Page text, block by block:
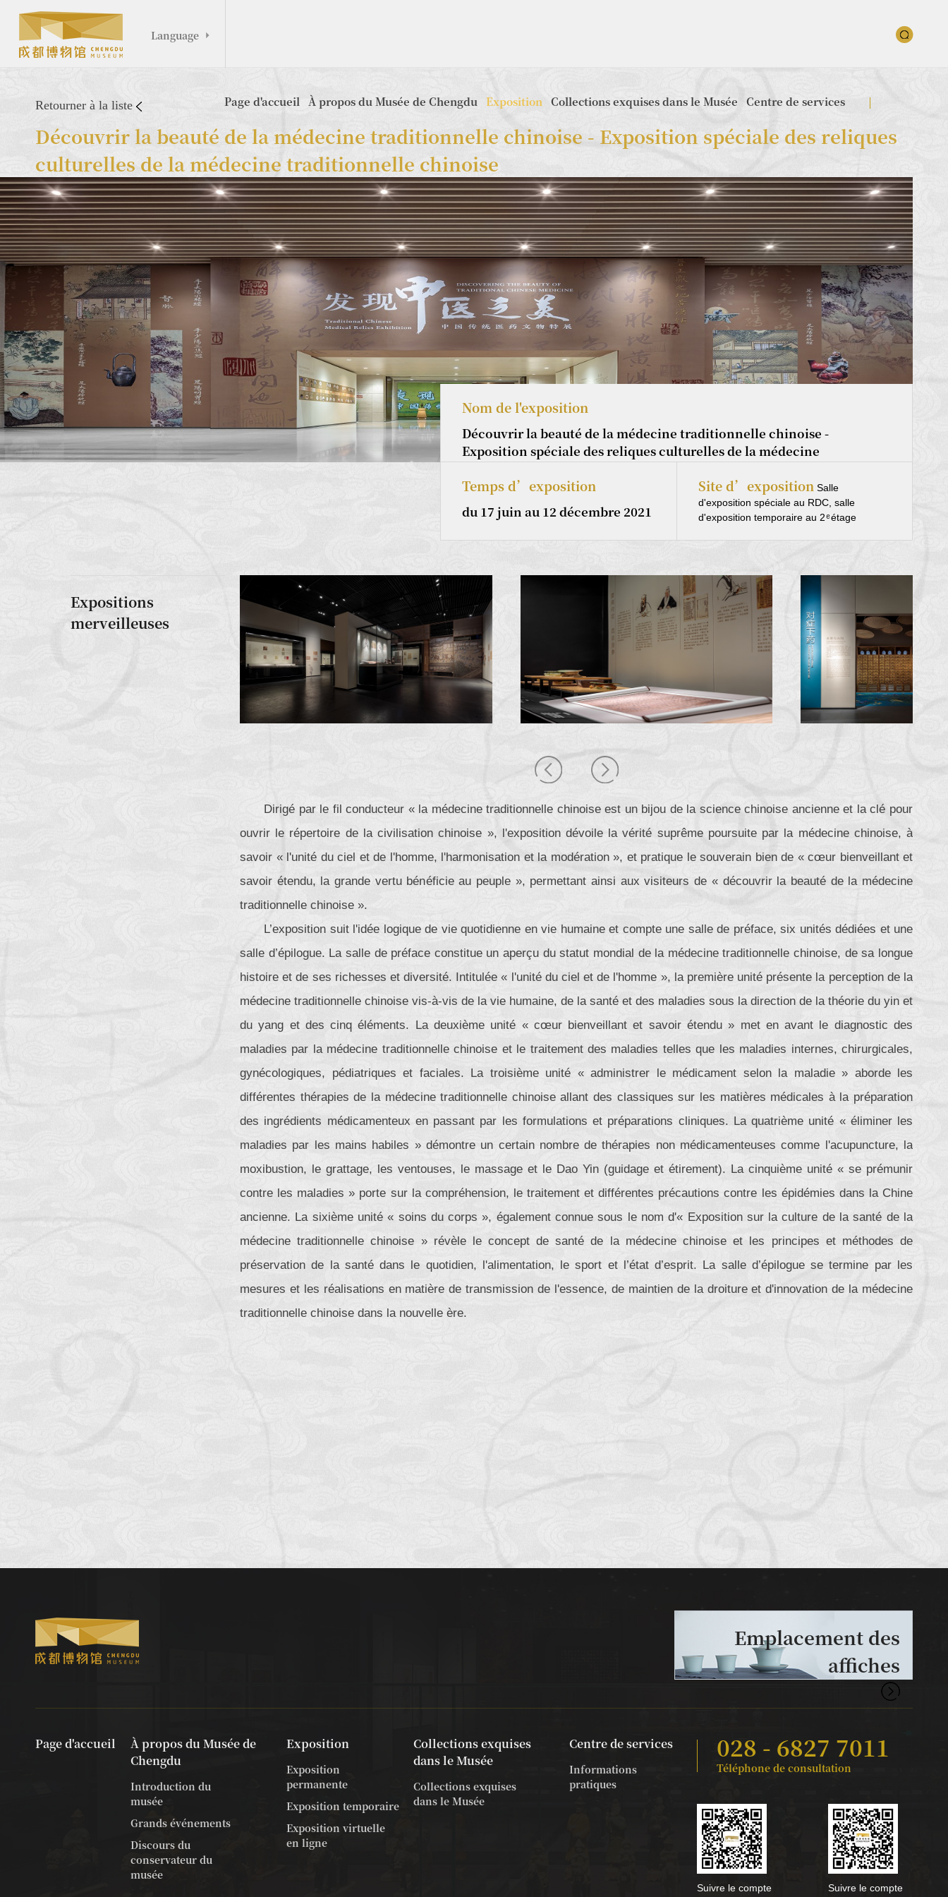
Language 
Page d'accueil À propos du Musée de Chengdu Exposition Collections exquises dans le Musée Centre de services
Retourner à la liste
Découvrir la beauté de la médecine traditionnelle chinoise - Exposition spéciale des reliques
culturelles de la médecine traditionnelle chinoise
Nom de l'exposition
Découvrir la beauté de la médecine traditionnelle chinoise -
Exposition spéciale des reliques culturelles de la médecine
Temps d’exposition
du 17 juin au 12 décembre 2021
Site d’expositionSalle
d'exposition spéciale au RDC, salle
d'exposition temporaire au 2 ͤ étage
Expositions
merveilleuses
Dirigé par le fil conducteur « la médecine traditionnelle chinoise est un bijou de la science chinoise ancienne et la clé pour
ouvrir le répertoire de la civilisation chinoise », l'exposition dévoile la vérité suprême poursuite par la médecine chinoise, à
savoir « l'unité du ciel et de l'homme, l'harmonisation et la modération », et pratique le souverain bien de « cœur bienveillant et
savoir étendu, la grande vertu bénéficie au peuple », permettant ainsi aux visiteurs de « découvrir la beauté de la médecine
traditionnelle chinoise ».
L’exposition suit l'idée logique de vie quotidienne en vie humaine et compte une salle de préface, six unités dédiées et une
salle d’épilogue. La salle de préface constitue un aperçu du statut mondial de la médecine traditionnelle chinoise, de sa longue
histoire et de ses richesses et diversité. Intitulée « l'unité du ciel et de l'homme », la première unité présente la perception de la
médecine traditionnelle chinoise vis-à-vis de la vie humaine, de la santé et des maladies sous la direction de la théorie du yin et
du yang et des cinq éléments. La deuxième unité « cœur bienveillant et savoir étendu » met en avant le diagnostic des
maladies par la médecine traditionnelle chinoise et le traitement des maladies telles que les maladies internes, chirurgicales,
gynécologiques, pédiatriques et faciales. La troisième unité « administrer le médicament selon la maladie » aborde les
différentes thérapies de la médecine traditionnelle chinoise allant des classiques sur les matières médicales à la préparation
des ingrédients médicamenteux en passant par les formulations et préparations cliniques. La quatrième unité « éliminer les
maladies par les mains habiles » démontre un certain nombre de thérapies non médicamenteuses comme l'acupuncture, la
moxibustion, le grattage, les ventouses, le massage et le Dao Yin (guidage et étirement). La cinquième unité « se prémunir
contre les maladies » porte sur la compréhension, le traitement et différentes précautions contre les épidémies dans la Chine
ancienne. La sixième unité « soins du corps », également connue sous le nom d'« Exposition sur la culture de la santé de la
médecine traditionnelle chinoise » révèle le concept de santé de la médecine chinoise et les principes et méthodes de
préservation de la santé dans le quotidien, l'alimentation, le sport et l’état d’esprit. La salle d’épilogue se termine par les
mesures et les réalisations en matière de transmission de l'essence, de maintien de la droiture et d'innovation de la médecine
traditionnelle chinoise dans la nouvelle ère.
Emplacement des
affiches
Page d'accueil
À propos du Musée de
Chengdu
Introduction du
musée
Grands événements
Discours du
conservateur du
musée
Exposition
Exposition
permanente
Exposition temporaire
Exposition virtuelle
en ligne
Collections exquises
dans le Musée
Collections exquises
dans le Musée
Centre de services
Informations
pratiques
028 - 6827 7011
Téléphone de consultation
Suivre le compte
Suivre le compte